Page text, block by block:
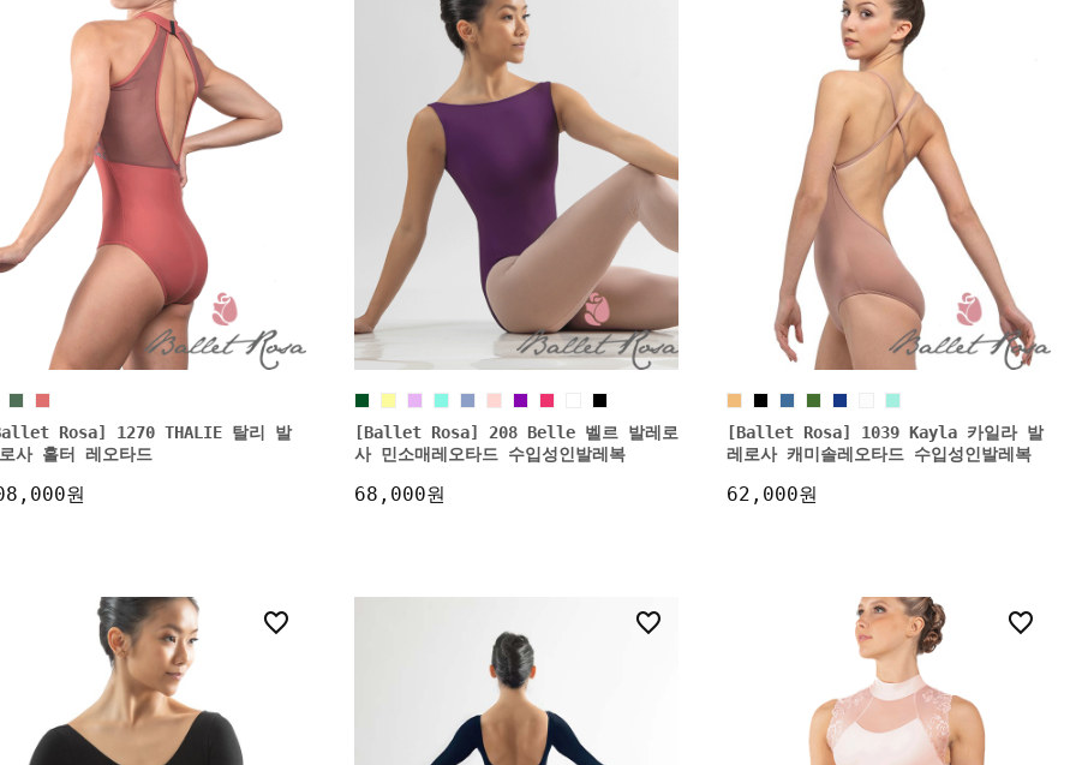
Rosa] 1270 THALIE 탈리 발
사 홀터 레오타드
원
[Ballet Rosa] 208 Belle 벨르 발레로
사 민소매레오타드 수입성인발레복
68,000원
[Ballet Rosa] 1039 Kayla 카일라 발
레로사 캐미솔레오타드 수입성인발레복
62,000원